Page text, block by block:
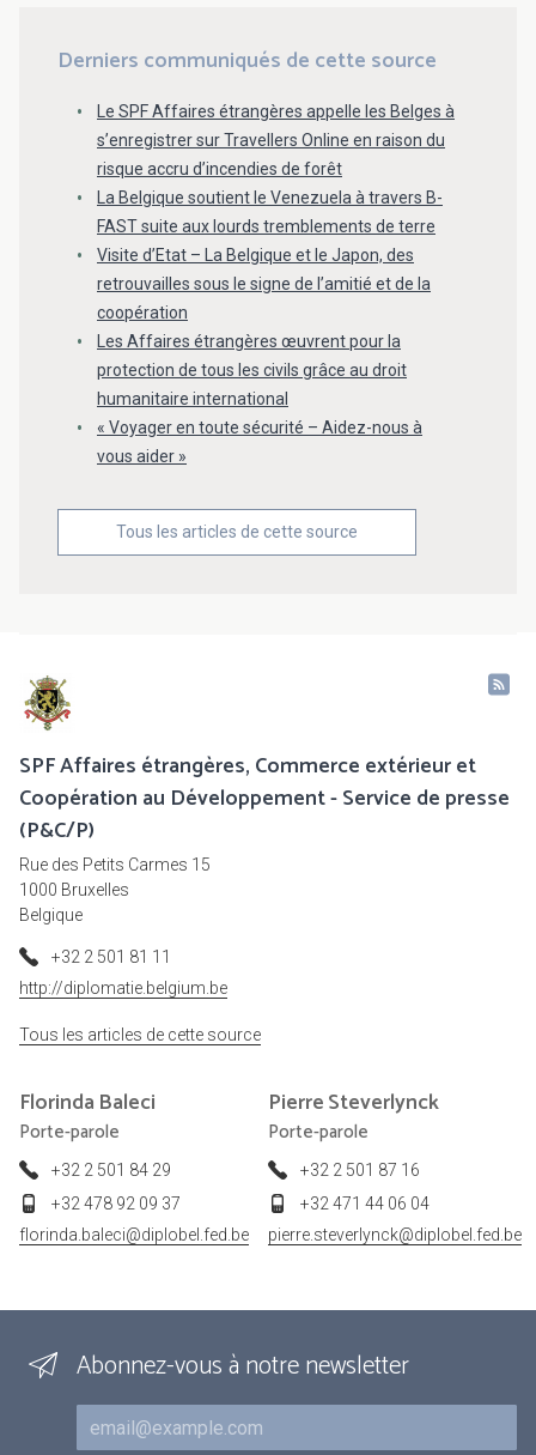
Derniers communiqués de cette source
Le SPF Affaires étrangères appelle les Belges à
s’enregistrer sur Travellers Online en raison du
risque accru d’incendies de forêt
La Belgique soutient le Venezuela à travers B-
FAST suite aux lourds tremblements de terre
Visite d’Etat – La Belgique et le Japon, des
retrouvailles sous le signe de l’amitié et de la
coopération
Les Affaires étrangères œuvrent pour la
protection de tous les civils grâce au droit
humanitaire international
« Voyager en toute sécurité – Aidez-nous à
vous aider »
Tous les articles de cette source
SPF Affaires étrangères, Commerce extérieur et
Coopération au Développement - Service de presse
(P&C/P)
Rue des Petits Carmes 15
1000 Bruxelles
Belgique
+32 2 501 81 11
http://diplomatie.belgium.be
Tous les articles de cette source
Florinda Baleci
Porte-parole
+32 2 501 84 29
+32 478 92 09 37
florinda.baleci@diplobel.fed.be
PierreSteverlynck
Porte-parole
+32 2 501 87 16
+32 471 44 06 04
pierre.steverlynck@diplobel.fed.be
Abonnez-vous à notre newsletter
Courriel